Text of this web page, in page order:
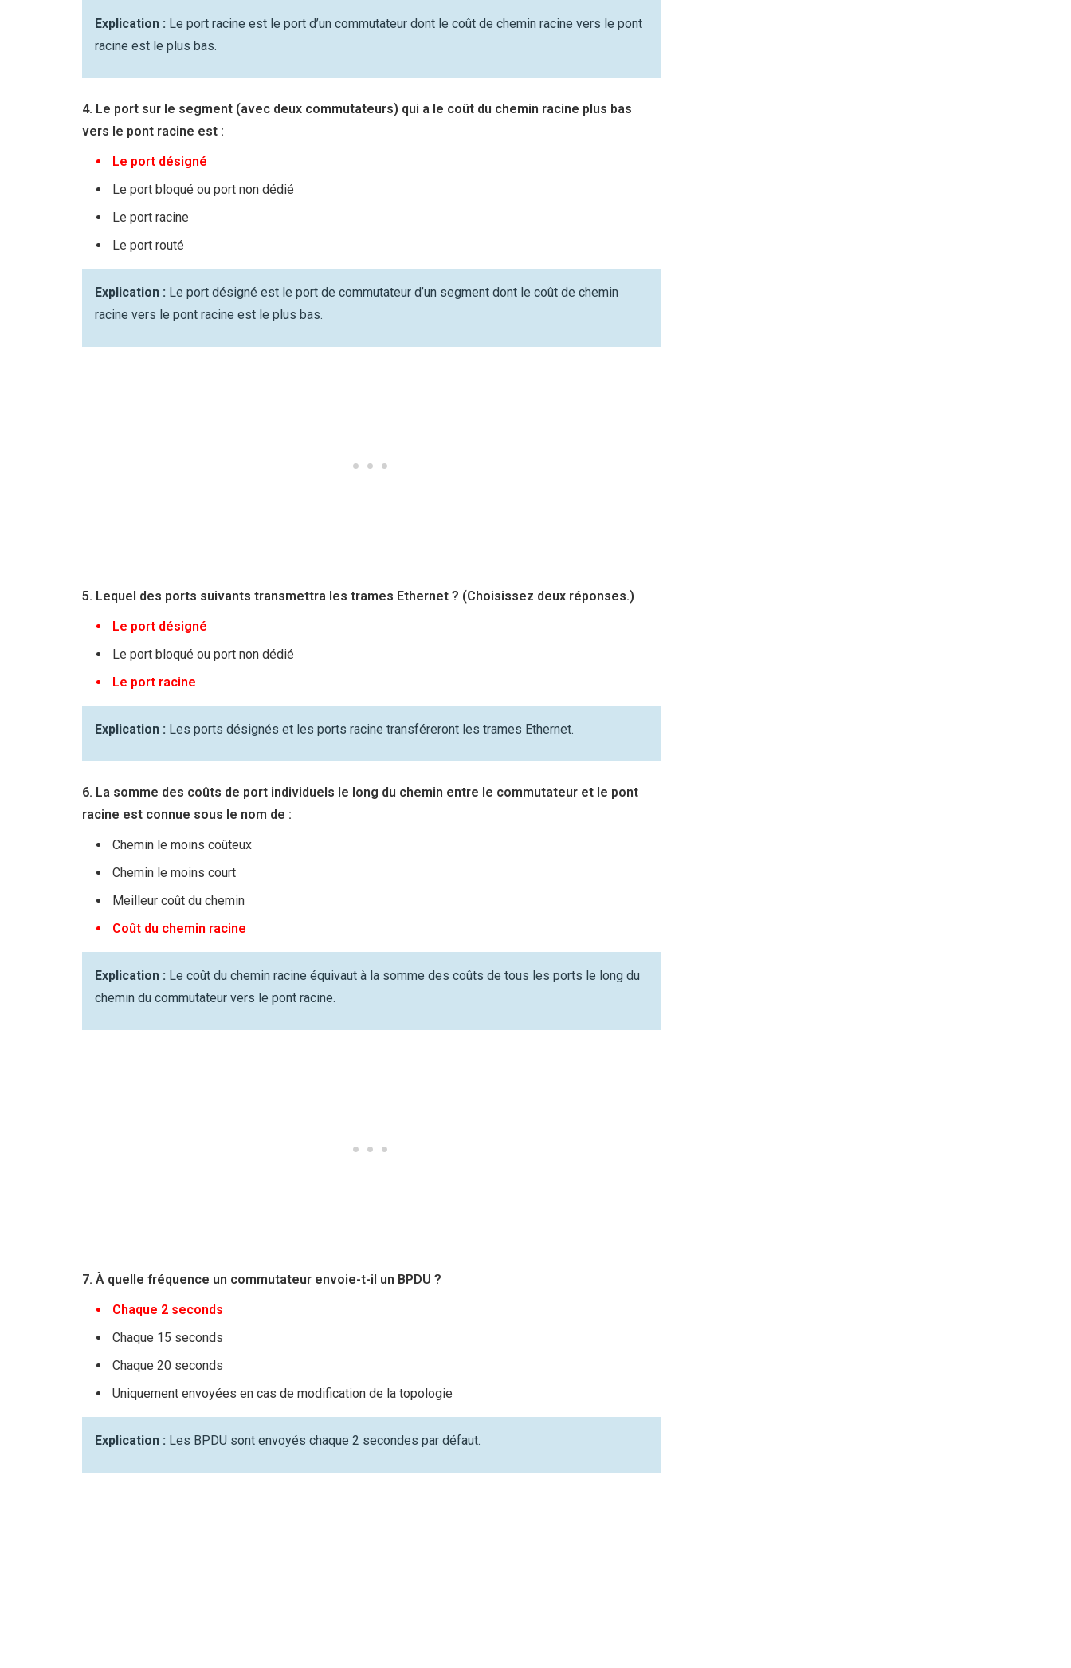
Explication : Le port racine est le port d’un commutateur dont le coût de chemin racine vers le pont
racine est le plus bas.
4. Le port sur le segment (avec deux commutateurs) qui a le coût du chemin racine plus bas
vers le pont racine est :
Le port désigné
Le port bloqué ou port non dédié
Le port racine
Le port routé
Explication : Le port désigné est le port de commutateur d’un segment dont le coût de chemin
racine vers le pont racine est le plus bas.
5. Lequel des ports suivants transmettra les trames Ethernet ? (Choisissez deux réponses.)
Le port désigné
Le port bloqué ou port non dédié
Le port racine
Explication : Les ports désignés et les ports racine transféreront les trames Ethernet.
6. La somme des coûts de port individuels le long du chemin entre le commutateur et le pont
racine est connue sous le nom de :
Chemin le moins coûteux
Chemin le moins court
Meilleur coût du chemin
Coût du chemin racine
Explication : Le coût du chemin racine équivaut à la somme des coûts de tous les ports le long du
chemin du commutateur vers le pont racine.
7. À quelle fréquence un commutateur envoie-t-il un BPDU ?
Chaque 2 seconds
Chaque 15 seconds
Chaque 20 seconds
Uniquement envoyées en cas de modification de la topologie
Explication : Les BPDU sont envoyés chaque 2 secondes par défaut.